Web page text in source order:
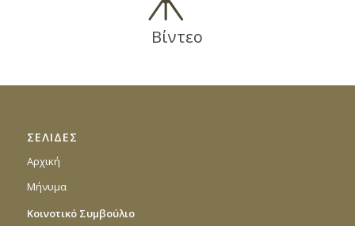
Βίντεο
ΣΕΛΙΔΕΣ
Αρχική
Μήνυμα
Κοινοτικό Συμβούλιο